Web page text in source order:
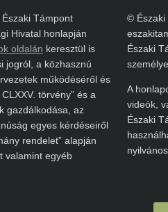
Támpont
Hivatal honlapján
oldalánkeresztül is
a közhasznú
működéséről és
törvény” és a
gazdálkodása, az
egyes kérdéseiről
rendelet” alapján
egyéb
© Északi
Északi
A
videók,
Északi